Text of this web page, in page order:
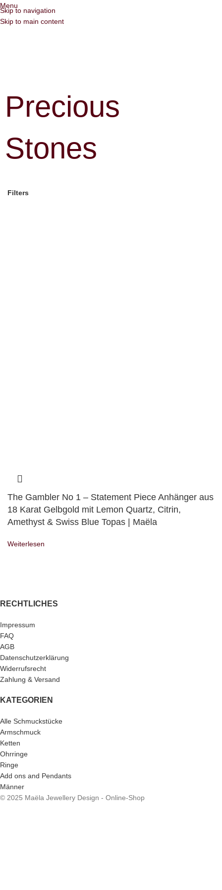
Skip to navigation
Skip to main content
Menu
Precious
Stones
Filters
The Gambler No 1 – Statement Piece Anhänger aus
18 Karat Gelbgold mit Lemon Quartz, Citrin,
Amethyst & Swiss Blue Topas | Maëla
Weiterlesen
RECHTLICHES
Impressum
FAQ
AGB
Datenschutzerklärung
Widerrufsrecht
Zahlung & Versand
KATEGORIEN
Alle Schmuckstücke
Armschmuck
Ketten
Ohrringe
Ringe
Add ons and Pendants
Männer
© 2025 Maëla Jewellery Design - Online-Shop